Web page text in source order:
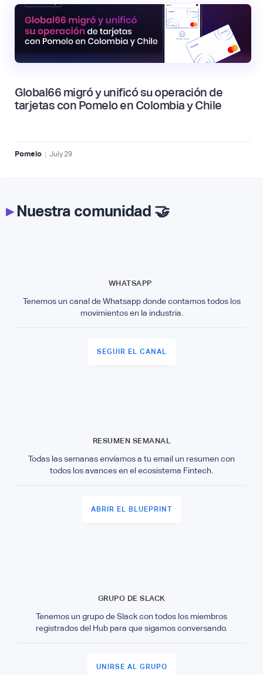
Global66 migró y unificó su operación de
tarjetas con Pomelo en Colombia y Chile
Pomelo | July 29
▸Nuestra comunidad 🤝
WHATSAPP
Tenemos un canal de Whatsapp donde contamos todos los
movimientos en la industria.
SEGUIR EL CANAL
RESUMEN SEMANAL
Todas las semanas envíamos a tu email un resumen con
todos los avances en el ecosistema Fintech.
ABRIR EL BLUEPRINT
GRUPO DE SLACK
Tenemos un grupo de Slack con todos los miembros
registrados del Hub para que sigamos conversando.
UNIRSE AL GRUPO